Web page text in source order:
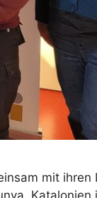
mit ihren
Katalonien